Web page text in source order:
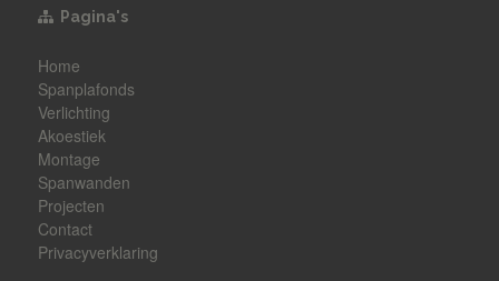
Pagina's
Home
Spanplafonds
Verlichting
Akoestiek
Montage
Spanwanden
Projecten
Contact
Privacyverklaring